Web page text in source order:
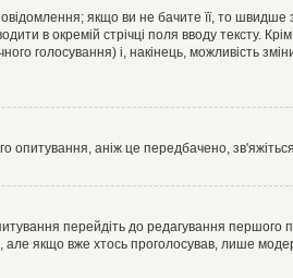
якщо ви не бачите її, то швидше
в окремій стрічці поля вводу тексту. Крім
голосування) і, накінець, можливість зміни
опитування, аніж це передбачено,
перейдіть до редагування першого
але якщо вже хтось проголосував, лише